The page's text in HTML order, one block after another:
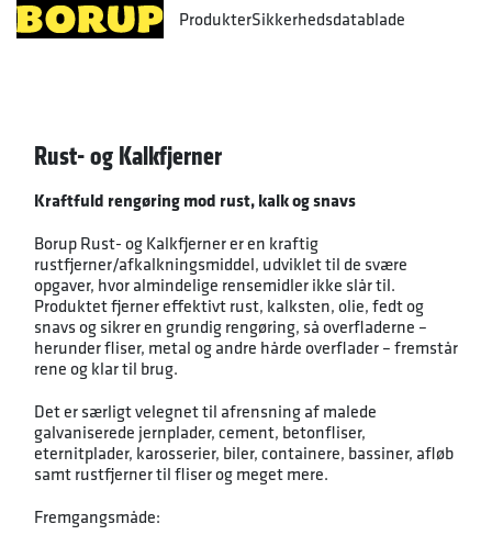
ProdukterSikkerhedsdatablade
Rust- og Kalkfjerner
Kraftfuld rengøring mod rust, kalk og snavs
Borup Rust- og Kalkfjerner er en kraftig
rustfjerner/afkalkningsmiddel, udviklet til de svære
opgaver, hvor almindelige rensemidler ikke slår til.
Produktet fjerner effektivt rust, kalksten, olie, fedt og
snavs og sikrer en grundig rengøring, så overfladerne –
herunder fliser, metal og andre hårde overflader – fremstår
rene og klar til brug.
Det er særligt velegnet til afrensning af malede
galvaniserede jernplader, cement, betonfliser,
eternitplader, karosserier, biler, containere, bassiner, afløb
samt rustfjerner til fliser og meget mere.
Fremgangsmåde: